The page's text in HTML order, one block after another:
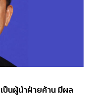
ป็นผู้นำฝ่ายค้าน มีผล